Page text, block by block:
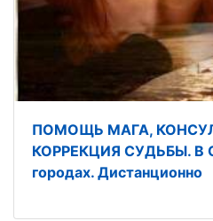
ПОМОЩЬ МАГА,
КОРРЕКЦИЯ СУДЬБЫ. В
городах. Дистанционно